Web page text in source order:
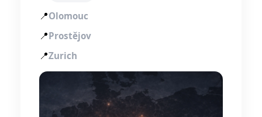
📍Olomouc
📍Prostějov
📍Zurich